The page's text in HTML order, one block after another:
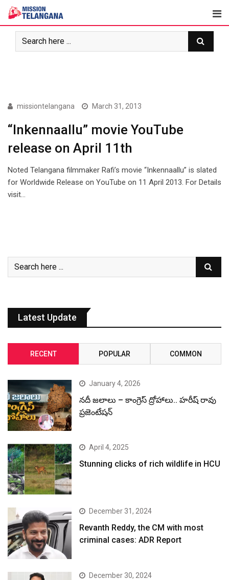
Skip
content
ARTICLES
missiontelangana March 31, 2013
“Inkennaallu” movie YouTube
release on April 11th
Noted Telangana filmmaker Rafi’s movie “Inkennaallu” is slated
for Worldwide Release on YouTube on 11 April 2013. For Details
visit…
Latest Update
RECENT POPULAR COMMON
January 4, 2026
నదీ జలాలు – కాంగ్రెస్ ద్రోహాలు.. హరీష్ రావు
ప్రజెంటేషన్
April 4, 2025
Stunning clicks of rich wildlife in HCU
December 31, 2024
Revanth Reddy, the CM with most
criminal cases: ADR Report
December 30, 2024